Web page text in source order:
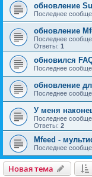
обновление
Последнее
обновление
Последнее
Ответы: 1
обновился
Последнее
обновление
Последнее
У меня
Последнее
Ответы: 2
Mfeed -
Последнее
Новая тема